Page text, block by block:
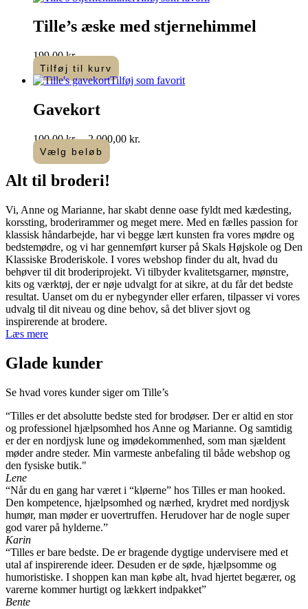
Tille’s æske med stjernehimmel
199,00kr.
Tilføj til kurv
Tilføj som favorit
Gavekort
100,00kr. – 2.000,00 kr.
Vælg beløb
Dette
vare
har
varianter.
Mulighederne
kan
vælges
på
varesiden
Alt til broderi!​
Vi, Anne og Marianne, har skabt denne oase fyldt med kædesting,
korssting, broderirammer og meget mere. Med en fælles passion for
klassisk håndarbejde, har vi begge lært kunsten fra vores mødre og
bedstemødre, og vi har gennemført kurser på Skals Højskole og Den
Klassiske Broderiskole. I vores webshop finder du alt, hvad du
behøver til dit broderiprojekt. Vi tilbyder kvalitetsgarner, mønstre,
kits og værktøj, der er nøje udvalgt for at sikre, at du får det bedste
resultat. Uanset om du er nybegynder eller erfaren, tilpasser vi vores
udvalg til dit niveau og dine behov, så det bliver sjovt og
inspirerende at brodere.
Læs mere
Glade kunder
Se hvad vores kunder siger om Tille’s
“Tilles er det absolutte bedste sted for brodøser. Der er altid en stor
og professionel hjælpsomhed hos Anne og Marianne. Og samtidig
er der en nordjysk lune og imødekommenhed, som man sjældent
møder andre steder. Min varmeste anbefaling til både webshop og
den fysiske butik."
Lene
“Når du en gang har været i “kløerne” hos Tilles er man hooked.
Den kompetence, hjælpsomhed og nærhed, krydret med nordjysk
humør, man møder er uovertruffen. Herudover har de nogle super
god varer på hylderne.”
Karin
“Tilles er bare bedste. De er bragende dygtige undervisere med et
utal af inspirerende ideer. Desuden er de søde, hjælpsomme og
humoristiske. I shoppen kan man købe alt, hvad hjertet begærer, og
varerne kommer hurtigt og lækkert indpakket”
Bente